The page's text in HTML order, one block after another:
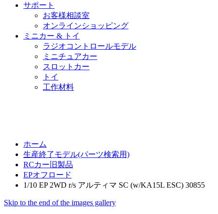
サポート
お客様相談室
オンラインショッピング
ミニカー & トイ
ラジオコントロールモデル
ミニチュアカー
スロットカー
トイ
工作材料
ホーム
生産終了モデル(パーツ検索用)
RCカー旧製品
EPオフロード
1/10 EP 2WD r/s アルティマ SC (w/KA15L ESC) 30855
Skip to the end of the images gallery